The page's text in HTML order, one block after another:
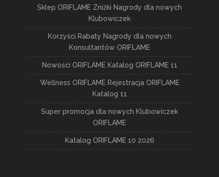
Sklep ORIFLAME Zniżki Nagrody dla nowych
Klubowiczek
Korzyści Rabaty Nagrody dla nowych
Konsultantów ORIFLAME
Nowości ORIFLAME Katalog ORIFLAME 11
Wellness ORIFLAME Rejestracja ORIFLAME
Katalog 11
Super promocja dla nowych Klubowiczek
ORIFLAME
Katalog ORIFLAME 10 2026